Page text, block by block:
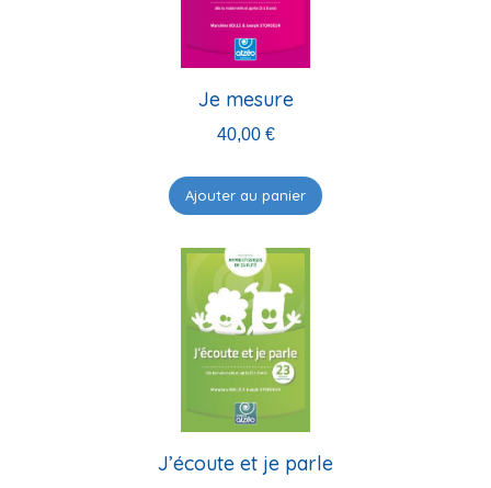
Je mesure
40,00 €
Ajouter au panier
J’écoute et je parle